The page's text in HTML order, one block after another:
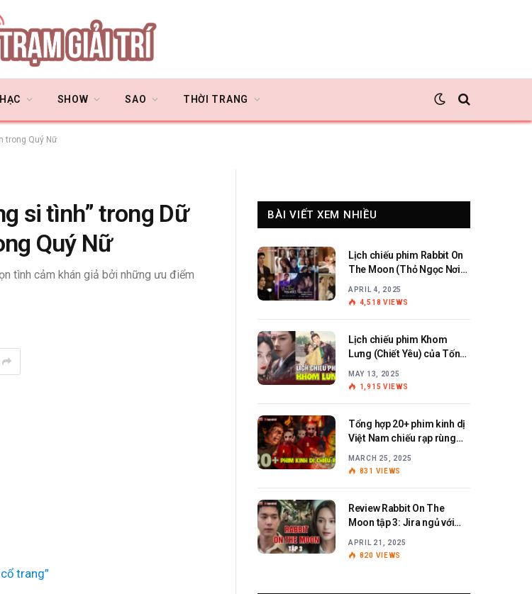
SHOW SAO THỜI TRANG
trong Quý Nữ
si tình” trong Dữ
Quý Nữ
tình cảm khán giả bởi những ưu điểm
trang”
BÀI VIẾT XEM NHIỀU
Lịch chiếu phim Rabbit On
The Moon (Thỏ Ngọc Nơi
APRIL 4, 2025
4,518 VIEWS
Lịch chiếu phim Khom
Lưng (Chiết Yêu) của Tống
MAY 13, 2025
1,915 VIEWS
Tổng hợp 20+ phim kinh dị
Việt Nam chiếu rạp rùng
MARCH 25, 2025
831 VIEWS
Review Rabbit On The
Moon tập 3: Jira ngủ với
APRIL 21, 2025
820 VIEWS